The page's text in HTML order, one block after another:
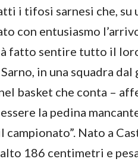
i tifosi sarnesi che, su
con entusiasmo
fatto sentire tutto il
Sarno, in una squadra
basket che conta –
la pedina
campionato”. Nato a
alto 186 centimetri e